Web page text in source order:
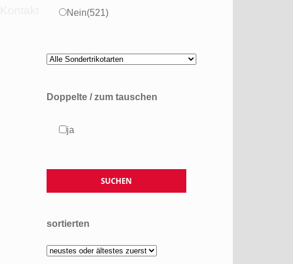
Nein(521)
Doppelte / zum tauschen
ja
sortierten